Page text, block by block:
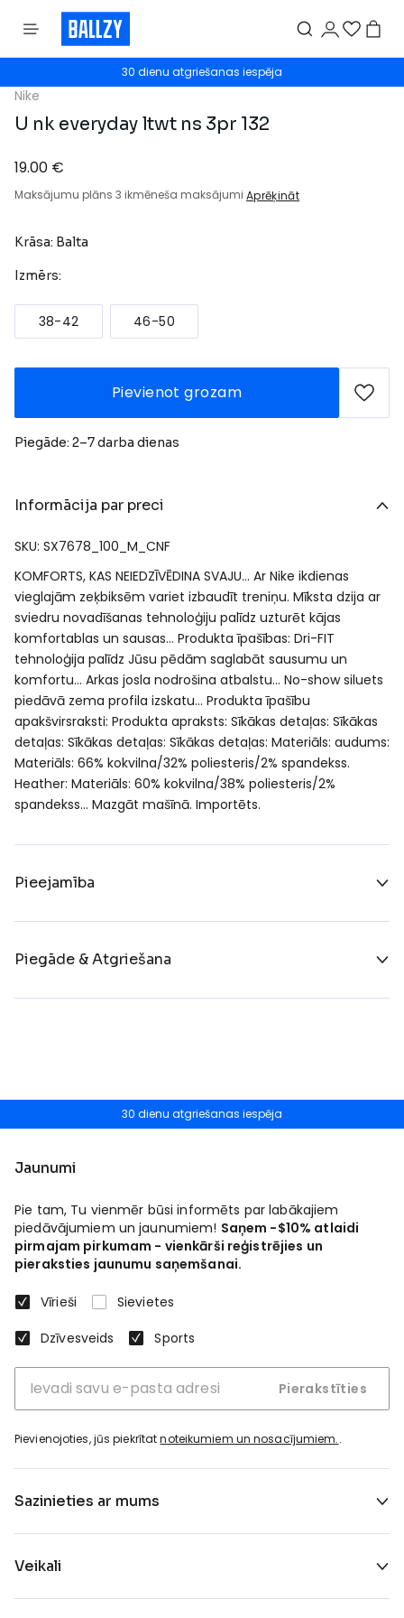
30 dienu atgriešanas iespēja
Nike
U nk everyday ltwt ns 3pr 132
19.00 €
Maksājumu plāns 3 ikmēneša maksājumi Aprēķināt
Krāsa: Balta
Izmērs:
38-42 46-50
Pievienot grozam
Piegāde: 2–7 darba dienas
Informācija par preci
SKU: SX7678_100_M_CNF
KOMFORTS, KAS NEIEDZĪVĒDINA SVAJU… Ar Nike ikdienas
vieglajām zeķbiksēm variet izbaudīt treniņu. Mīksta dzija ar
sviedru novadīšanas tehnoloģiju palīdz uzturēt kājas
komfortablas un sausas… Produkta īpašības: Dri-FIT
tehnoloģija palīdz Jūsu pēdām saglabāt sausumu un
komfortu… Arkas josla nodrošina atbalstu… No-show siluets
piedāvā zema profila izskatu… Produkta īpašību
apakšvirsraksti: Produkta apraksts: Sīkākas detaļas: Sīkākas
detaļas: Sīkākas detaļas: Sīkākas detaļas: Materiāls: audums:
Materiāls: 66% kokvilna/32% poliesteris/2% spandekss.
Heather: Materiāls: 60% kokvilna/38% poliesteris/2%
spandekss… Mazgāt mašīnā. Importēts.
Pieejamība
Piegāde & Atgriešana
30 dienu atgriešanas iespēja
Jaunumi
Pie tam, Tu vienmēr būsi informēts par labākajiem
piedāvājumiem un jaunumiem! Saņem -$10% atlaidi
pirmajam pirkumam - vienkārši reģistrējies un
pieraksties jaunumu saņemšanai.
Vīrieši
Sievietes
Dzīvesveids
Sports
Pierakstīties
Pievienojoties, jūs piekrītatnoteikumiem un nosacījumiem..
Sazinieties ar mums
Veikali